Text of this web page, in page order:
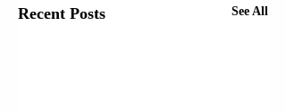
Recent Posts See All